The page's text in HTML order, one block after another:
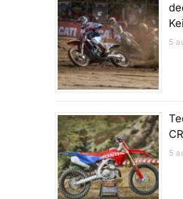
5
5